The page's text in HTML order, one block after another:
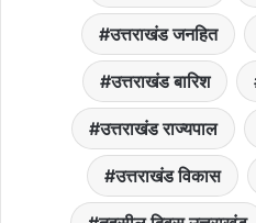
उत्तराखंड जनहित
उत्तराखंड बारिश
उत्तराखंड राज्यपाल
उत्तराखंड विकास